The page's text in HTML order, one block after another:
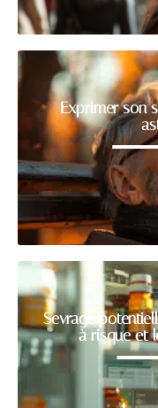
Exprimer son
Sevrage
à risque et